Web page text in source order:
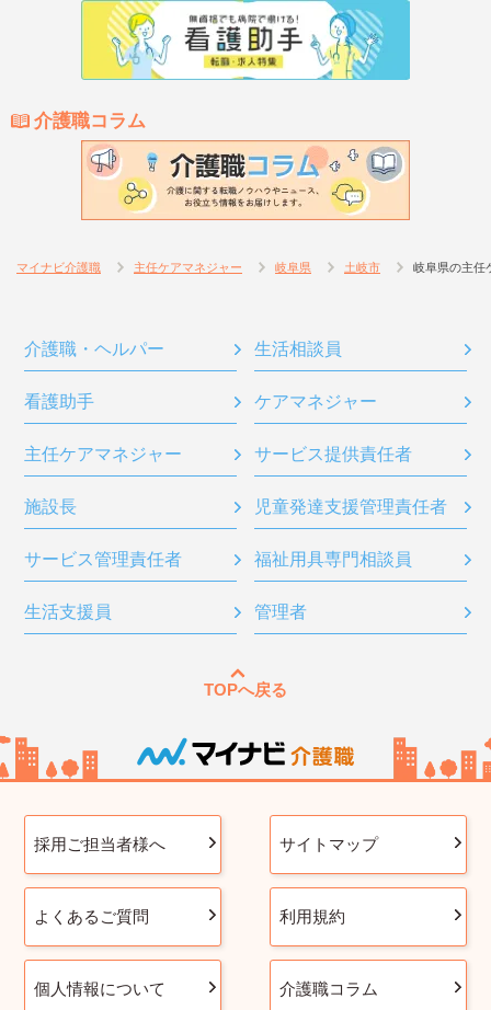
介護職コラム
マイナビ介護職 主任ケアマネジャー 岐阜県 土岐市 岐阜県の主任
介護職・ヘルパー 生活相談員
看護助手 ケアマネジャー
主任ケアマネジャー サービス提供責任者
施設長 児童発達支援管理責任者
サービス管理責任者 福祉用具専門相談員
生活支援員 管理者
TOPへ戻る
採用ご担当者様へ サイトマップ
よくあるご質問 利用規約
個人情報について 介護職コラム